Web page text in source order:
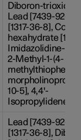
Diboron-trioxide
Lead [7439-92-
[1317-36-8],
hexahydrate
Imidazolidine-2-
2-Methyl-1-(4-
10-5], 4,4'-
Lead [7439-92-
[1317-36-8],